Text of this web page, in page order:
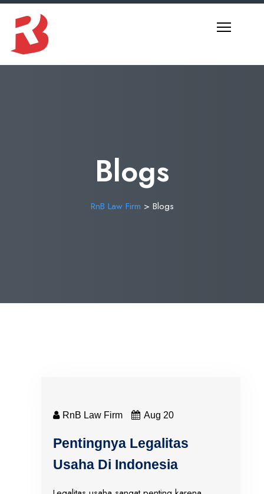
Blogs
RnB Law Firm > Blogs
RnB Law Firm Aug 20
Pentingnya Legalitas
Usaha Di Indonesia